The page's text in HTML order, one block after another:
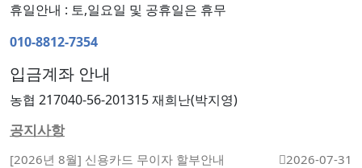
휴일안내 : 토,일요일 및 공휴일은 휴무
010-8812-7354
입금계좌 안내
농협 217040-56-201315 재희난(박지영)
공지사항
[2026년 8월] 신용카드 무이자 할부안내
2026-07-31